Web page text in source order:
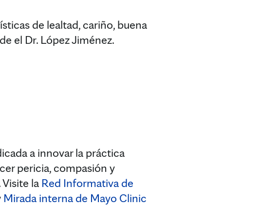
de lealtad, cariño, buena
el Dr. López Jiménez.
a innovar la práctica
pericia, compasión y
la Red Informativa de
Mirada interna de Mayo Clinic